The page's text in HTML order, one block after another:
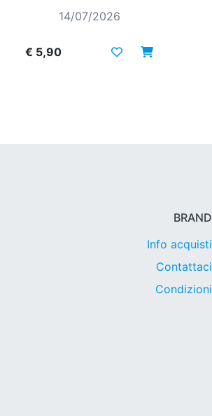
14/07/2026
€ 5,90
BRAND
Info acquisti
Contattaci
Condizioni